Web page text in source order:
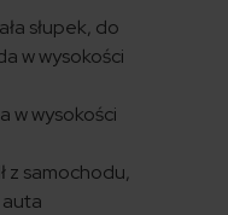
słupek, do
w wysokości
w wysokości
z samochodu,